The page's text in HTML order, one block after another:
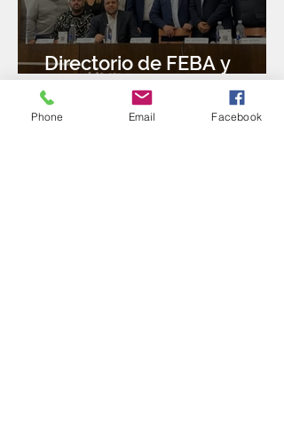
Directorio de FEBA y
Congreso de Industria 4.0
Phone Email Facebook